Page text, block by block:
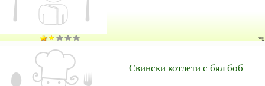
vg
Свински котлети с бял боб